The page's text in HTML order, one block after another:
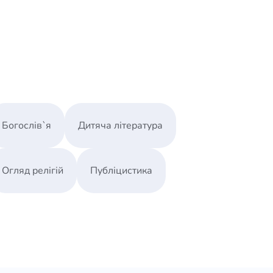
семье и девять способов их решить
Богослів`я Дитяча література
Огляд релігій Публіцистика